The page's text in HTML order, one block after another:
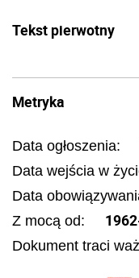
Tekst pierwotny
Metryka
Data ogłoszenia:
Data wejścia w
Data
Z mocą od:
Dokument traci